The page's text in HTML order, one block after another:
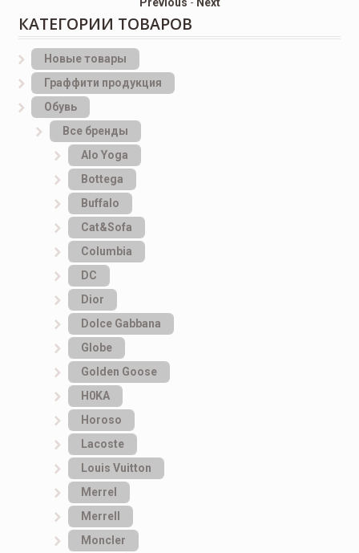
КАТЕГОРИИ ТОВАРОВ
Новые товары
Граффити продукция
Обувь
Все бренды
Alo Yoga
Bottеga
Buffalo
Cat&Sofa
Columbia
DC
Dior
Dolce Gabbana
Globe
Golden Goose
H0KA
Horoso
Lacoste
Louis Vuitton
Merrel
Merrell
Moncler